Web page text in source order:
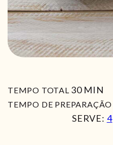
TEMPO TOTAL 30MIN
MIN
TEMPO DE PREPARAÇÃO
SERVE: 4